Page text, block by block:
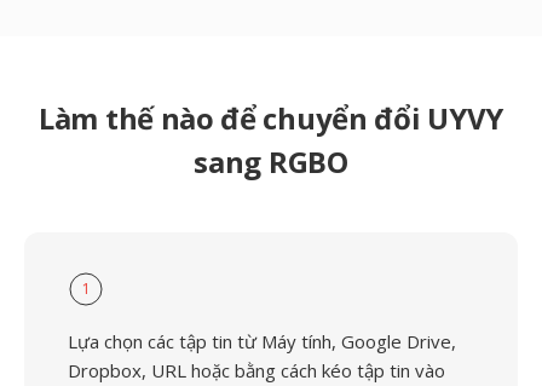
Làm thế nào để chuyển đổi UYVY
sang RGBO
1
Lựa chọn các tập tin từ Máy tính, Google Drive,
Dropbox, URL hoặc bằng cách kéo tập tin vào